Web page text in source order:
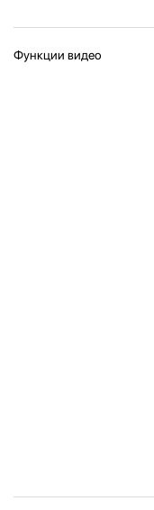
Функции видео